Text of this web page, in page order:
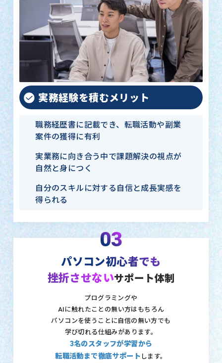
実務経験を積むメリット
職務経歴書に記載でき、転職活動や副業
案件の獲得に有利
実業務に向き合う中で課題解決の視点が
自然と身につく
自分のスキルに対する自信と成長実感を
得られる
03
パソコン初心者でも
挫折させないサポート体制
プログラミングや
AIに触れたことの無い方はもちろん
パソコンを使うことに自信の無い方でも
学び切れる仕組みがあります。
3名のスタッフが学習から
転職活動まで徹底サポート します。